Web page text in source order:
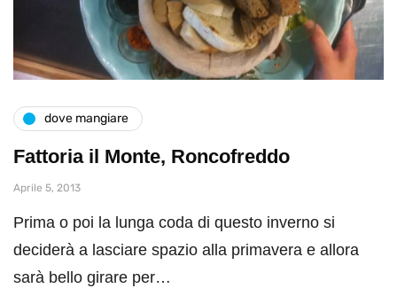
dove mangiare
Fattoria il Monte, Roncofreddo
Aprile 5, 2013
Prima o poi la lunga coda di questo inverno si
deciderà a lasciare spazio alla primavera e allora
sarà bello girare per…